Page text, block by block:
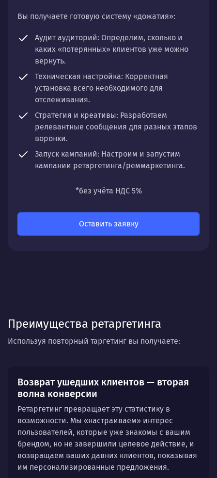
Вы получаете готовую систему «дожатия»:
Аудит аудиторий: Определим, сколько и
каких «потерянных» клиентов уже можно
вернуть.
Техническая настройка: Корректная
установка всего необходимого для
отслеживания.
Стратегия и креативы: Разработаем
релевантные сообщения для разных этапов
воронки.
Запуск кампаний: Настроим и запустим
кампании ретаргетинга/реммаркетинга.
работающие кампании и рекомендации по
Идеально для:интернет-магазинов, сервисов,
*без учёта НДС 5%
Оставить заявку
Преимущества ретаргетинга
Используя повторный таргетинг вы получаете:
Возврат ушедших клиентов — вторая
волна конверсии
Ретаргетинг превращает эту статистику в
возможности. Мы «настраиваем» интерес
пользователей, которые уже знакомы с вашим
брендом, но не завершили целевое действие, и
возвращаем ваших давних клиентов, показывая
им персонализированные предложения.